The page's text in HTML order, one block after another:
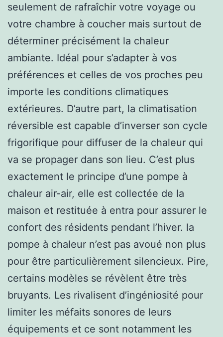
seulement de rafraîchir votre voyage ou
votre chambre à coucher mais surtout de
déterminer précisément la chaleur
ambiante. Idéal pour s’adapter à vos
préférences et celles de vos proches peu
importe les conditions climatiques
extérieures. D’autre part, la climatisation
réversible est capable d’inverser son cycle
frigorifique pour diffuser de la chaleur qui
va se propager dans son lieu. C’est plus
exactement le principe d’une pompe à
chaleur air-air, elle est collectée de la
maison et restituée à entra pour assurer le
confort des résidents pendant l’hiver. la
pompe à chaleur n’est pas avoué non plus
pour être particulièrement silencieux. Pire,
certains modèles se révèlent être très
bruyants. Les rivalisent d’ingéniosité pour
limiter les méfaits sonores de leurs
équipements et ce sont notamment les